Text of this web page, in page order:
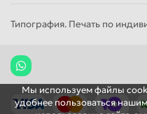
Типография. Печать по
Мы используем файлы
удобнее пользоваться